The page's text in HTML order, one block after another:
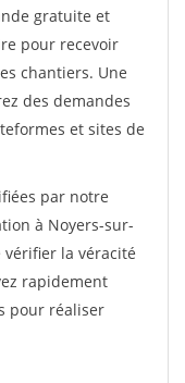
gratuite et
pour recevoir
chantiers. Une
des demandes
et sites de
par notre
à Noyers-sur-
la véracité
rapidement
pour réaliser